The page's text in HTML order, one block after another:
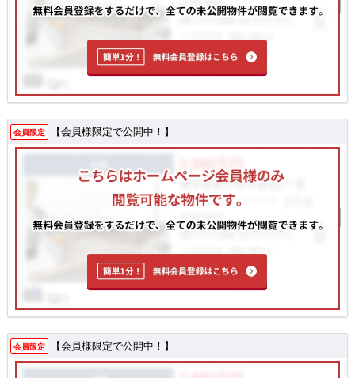
会員限定 【会員様限定で公開中！】
会員限定 【会員様限定で公開中！】